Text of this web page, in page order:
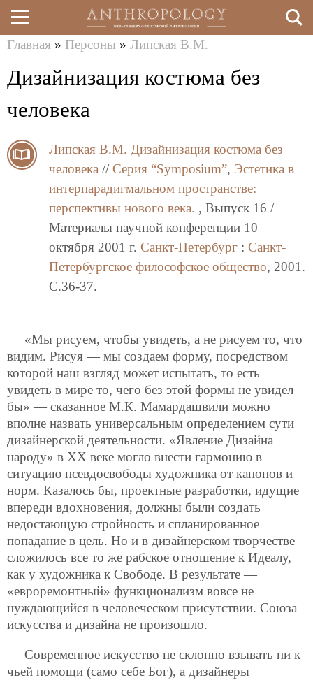
Перейти
к
здесь
Главная » Персоны » Липская В.М.
Дизайнизация костюма без
человека
Липская В.М. Дизайнизация костюма без
человека // Серия “Symposium”, Эстетика в
интерпарадигмальном пространстве:
перспективы нового века. , Выпуск 16 /
Материалы научной конференции 10
октября 2001 г. Санкт-Петербург : Санкт-
Петербургское философское общество, 2001.
C.36-37.
«Мы рисуем, чтобы увидеть, а не рисуем то, что
видим. Рисуя — мы создаем форму, посредством
которой наш взгляд может испытать, то есть
увидеть в мире то, чего без этой формы не увидел
бы» — сказанное М.К. Мамардашвили можно
вполне назвать универсальным определением сути
дизайнерской деятельности. «Явление Дизайна
народу» в ХХ веке могло внести гармонию в
ситуацию псевдосвободы художника от канонов и
норм. Казалось бы, проектные разработки, идущие
впереди вдохновения, должны были создать
недостающую стройность и спланированное
попадание в цель. Но и в дизайнерском творчестве
сложилось все то же рабское отношение к Идеалу,
как у художника к Свободе. В результате —
«евроремонтный» функционализм вовсе не
нуждающийся в человеческом присутствии. Союза
искусства и дизайна не произошло.
Современное искусство не склонно взывать ни к
чьей помощи (само себе Бог), а дизайнеры